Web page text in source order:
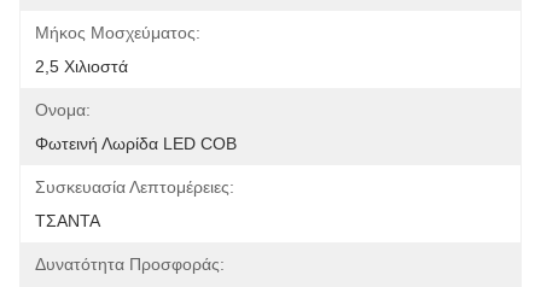
Μήκος Μοσχεύματος:
2,5 Χιλιοστά
Ονομα:
Φωτεινή Λωρίδα LED COB
Συσκευασία Λεπτομέρειες:
ΤΣΑΝΤΑ
Δυνατότητα Προσφοράς: